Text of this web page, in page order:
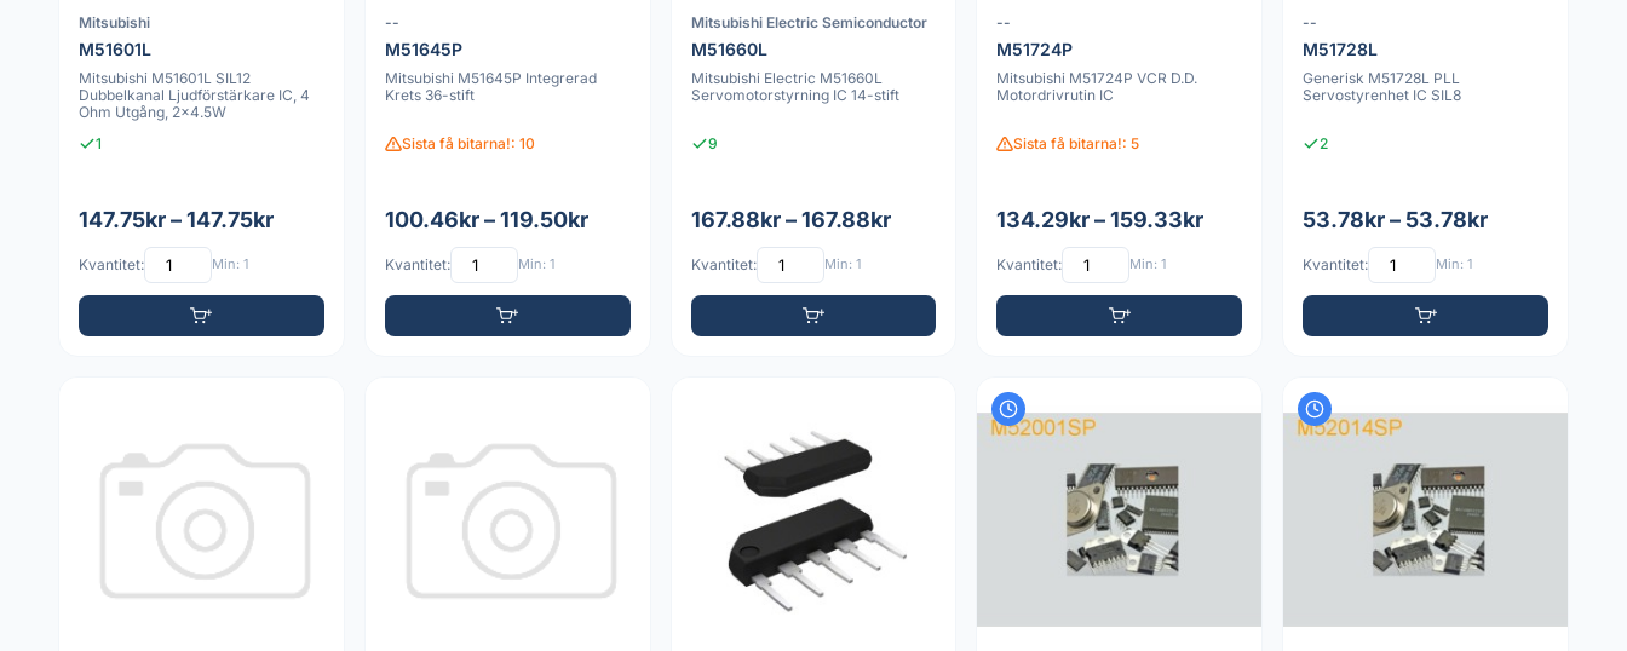
Mitsubishi
M51601L
Mitsubishi M51601L SIL12
Dubbelkanal Ljudförstärkare IC, 4
Ohm Utgång, 2x4.5W
1
147.75kr – 147.75kr
Kvantitet: Min: 1
--
M51645P
Mitsubishi M51645P Integrerad
Krets 36-stift
Sista få bitarna!: 10
100.46kr – 119.50kr
Kvantitet: Min: 1
Mitsubishi Electric Semiconductor
M51660L
Mitsubishi Electric M51660L
Servomotorstyrning IC 14-stift
9
167.88kr – 167.88kr
Kvantitet: Min: 1
--
M51724P
Mitsubishi M51724P VCR D.D.
Motordrivrutin IC
Sista få bitarna!: 5
134.29kr – 159.33kr
Kvantitet: Min: 1
--
M51728L
Generisk M51728L PLL
Servostyrenhet IC SIL8
2
53.78kr – 53.78kr
Kvantitet: Min: 1